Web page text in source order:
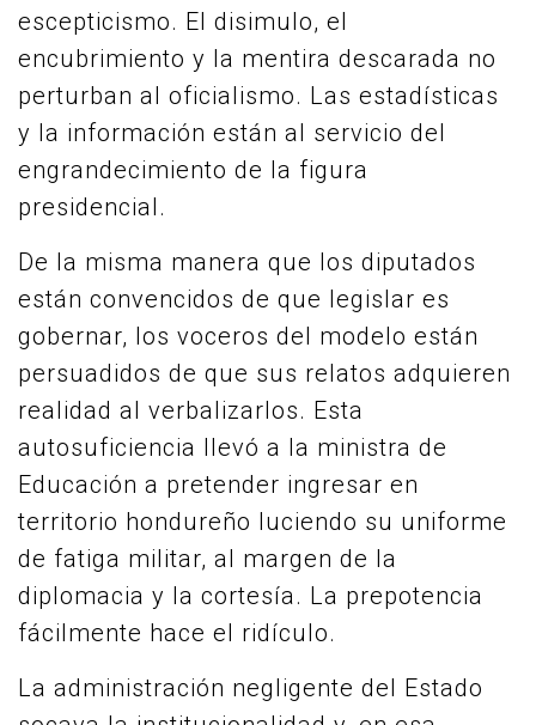
escepticismo. El disimulo, el
encubrimiento y la mentira descarada no
perturban al oficialismo. Las estadísticas
y la información están al servicio del
engrandecimiento de la figura
presidencial.
De la misma manera que los diputados
están convencidos de que legislar es
gobernar, los voceros del modelo están
persuadidos de que sus relatos adquieren
realidad al verbalizarlos. Esta
autosuficiencia llevó a la ministra de
Educación a pretender ingresar en
territorio hondureño luciendo su uniforme
de fatiga militar, al margen de la
diplomacia y la cortesía. La prepotencia
fácilmente hace el ridículo.
La administración negligente del Estado